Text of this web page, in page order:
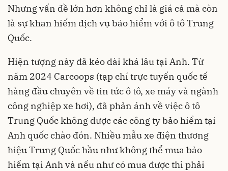
Nhưng vấn đề lớn hơn không chỉ là giá cả mà còn
là sự khan hiếm dịch vụ bảo hiểm với ô tô Trung
Quốc.
Hiện tượng này đã kéo dài khá lâu tại Anh. Từ
năm 2024 Carcoops (tạp chí trực tuyến quốc tế
hàng đầu chuyên về tin tức ô tô, xe máy và ngành
công nghiệp xe hơi), đã phản ánh về việc ô tô
Trung Quốc không được các công ty bảo hiểm tại
Anh quốc chào đón. Nhiều mẫu xe điện thương
hiệu Trung Quốc hầu như không thể mua bảo
hiểm tại Anh và nếu như có mua được thì phải